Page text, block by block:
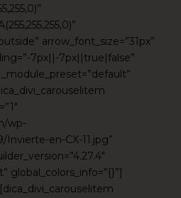
arrow_font_size=”31px”
7px||-7px||true|false”
_module_preset=”default”
wp-
en-CX-11.jpg”
global_colors_info=”{}”]